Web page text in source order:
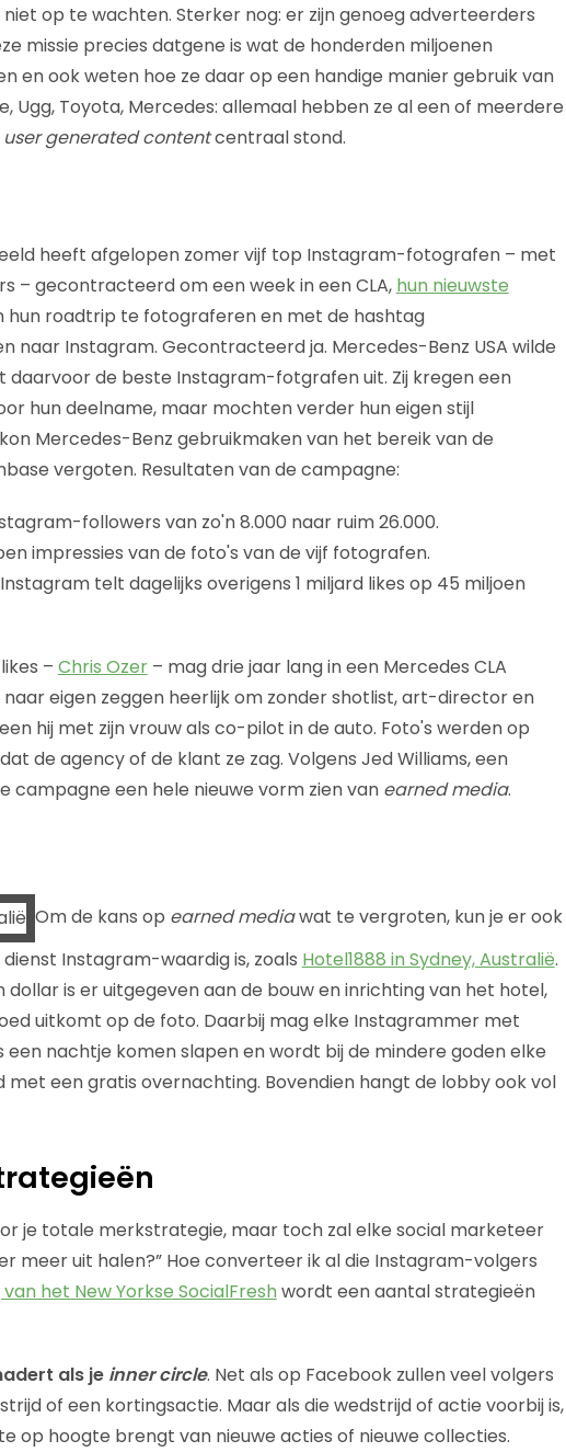
op te wachten. Sterker nog: er zijn genoeg adverteerders
missie precies datgene is wat de honderden miljoenen
en ook weten hoe ze daar op een handige manier gebruik van
Ugg, Toyota, Mercedes: allemaal hebben ze al een of meerdere
user generated contentcentraal stond.
heeft afgelopen zomer vijf top Instagram-fotografen – met
– gecontracteerd om een week in een CLA, hun nieuwste
hun roadtrip te fotograferen en met de hashtag
naar Instagram. Gecontracteerd ja. Mercedes-Benz USA wilde
de beste Instagram-fotgrafen uit. Zij kregen een
hun deelname, maar mochten verder hun eigen stijl
Mercedes-Benz gebruikmaken van het bereik van de
vergoten. Resultaten van de campagne:
followers van zo'n 8.000 naar ruim 26.000.
impressies van de foto's van de vijf fotografen.
telt dagelijks overigens 1 miljard likes op 45 miljoen
– Chris Ozer– mag drie jaar lang in een Mercedes CLA
eigen zeggen heerlijk om zonder shotlist, art-director en
hij met zijn vrouw als co-pilot in de auto. Foto's werden op
de agency of de klant ze zag. Volgens Jed Williams, een
campagne een hele nieuwe vorm zien van earned media.
Om de kans op earned mediawat te vergroten, kun je er ook
Instagram-waardig is, zoals Hotel1888 in Sydney, Australië.
dollar is er uitgegeven aan de bouw en inrichting van het hotel,
uitkomt op de foto. Daarbij mag elke Instagrammer met
een nachtje komen slapen en wordt bij de mindere goden elke
een gratis overnachting. Bovendien hangt de lobby ook vol
je totale merkstrategie, maar toch zal elke social marketeer
meer uit halen?” Hoe converteer ik al die Instagram-volgers
het New Yorkse SocialFresh wordt een aantal strategieën
als je inner circle. Net als op Facebook zullen veel volgers
of een kortingsactie. Maar als die wedstrijd of actie voorbij is,
op hoogte brengt van nieuwe acties of nieuwe collecties.